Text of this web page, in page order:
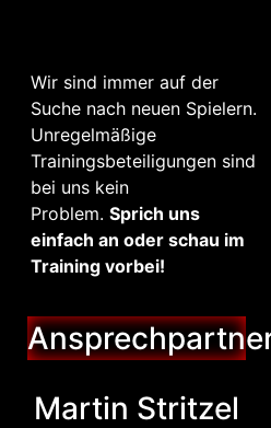
Wir sind immer auf der
Suche nach neuen Spielern.
Unregelmäßige
Trainingsbeteiligungen sind
bei uns kein
Problem. Sprich uns
einfach an oder schau im
Training vorbei!
Martin Stritzel